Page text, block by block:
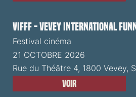
VIFFF - Vevey International
Festival cinéma
21 OCTOBRE 2026
Rue du Théâtre 4, 1800 Vevey,
Voir